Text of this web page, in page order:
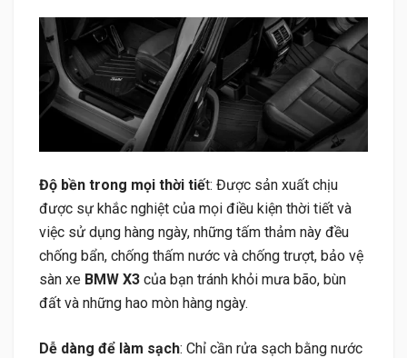
Độ bền trong mọi thời tiết: Được sản xuất chịu
được sự khắc nghiệt của mọi điều kiện thời tiết và
việc sử dụng hàng ngày, những tấm thảm này đều
chống bẩn, chống thấm nước và chống trượt, bảo vệ
sàn xe BMW X3 của bạn tránh khỏi mưa bão, bùn
đất và những hao mòn hàng ngày.
Dễ dàng để làm sạch: Chỉ cần rửa sạch bằng nước